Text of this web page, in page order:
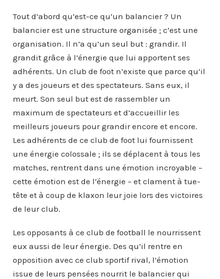
Tout d’abord qu’est-ce qu’un balancier ? Un
balancier est une structure organisée ; c’est une
organisation. Il n’a qu’un seul but : grandir. Il
grandit grâce à l’énergie que lui apportent ses
adhérents. Un club de foot n’existe que parce qu’il
y a des joueurs et des spectateurs. Sans eux, il
meurt. Son seul but est de rassembler un
maximum de spectateurs et d’accueillir les
meilleurs joueurs pour grandir encore et encore.
Les adhérents de ce club de foot lui fournissent
une énergie colossale ; ils se déplacent à tous les
matches, rentrent dans une émotion incroyable –
cette émotion est de l’énergie – et clament à tue-
tête et à coup de klaxon leur joie lors des victoires
de leur club.
Les opposants à ce club de football le nourrissent
eux aussi de leur énergie. Des qu’il rentre en
opposition avec ce club sportif rival, l’émotion
issue de leurs pensées nourrit le balancier qui